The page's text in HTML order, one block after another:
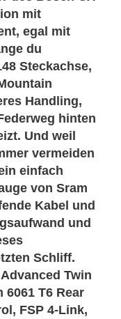
mit
egal mit
du
Steckachse,
Handling,
hinten
Und weil
vermeiden
einfach
von Sram
Kabel und
und
Schliff.
Twin
T6 Rear
FSP 4-Link,